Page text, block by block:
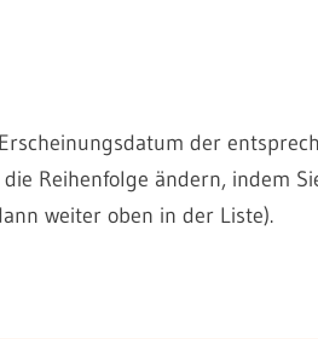
der
Reihenfolge ändern, indem
weiter oben in der Liste).